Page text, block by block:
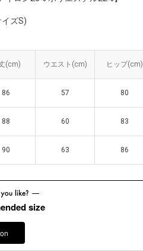
ズS)
(cm) ウエスト(cm) ヒップ(cm)
86 57 80
88 60 83
90 63 86
(cm) ウエスト(cm) ヒップ(cm)
86 57 80
88 60 83
90 63 86
size